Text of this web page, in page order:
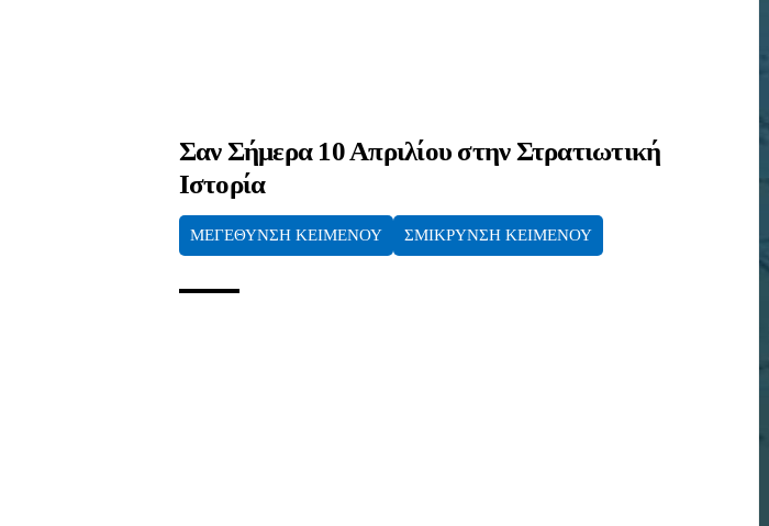
Σαν Σήμερα 10 Απριλίου στην Στρατιωτική
Ιστορία
ΜΕΓΕΘΥΝΣΗ ΚΕΙΜΕΝΟΥ ΣΜΙΚΡΥΝΣΗ ΚΕΙΜΕΝΟΥ